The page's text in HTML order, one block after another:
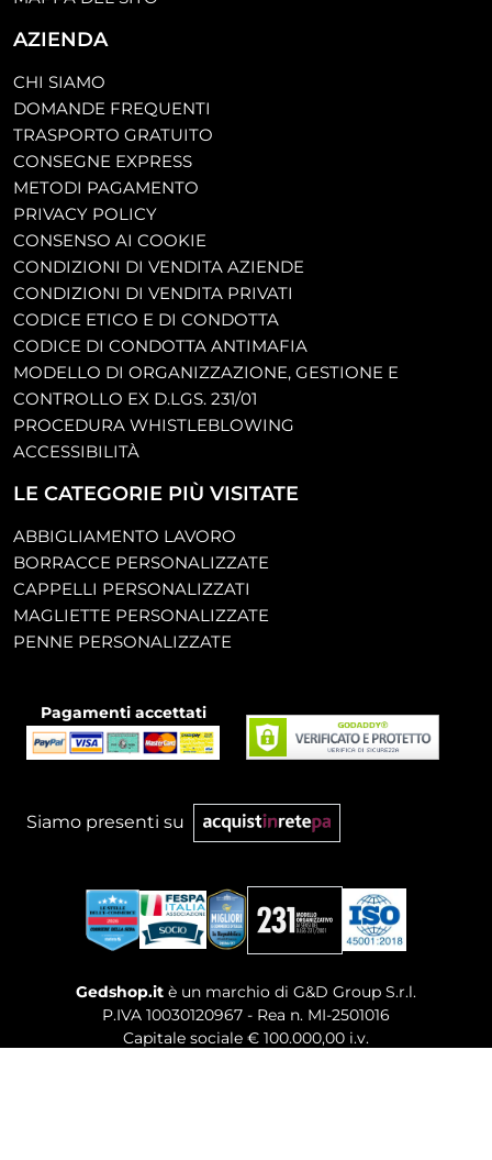
AZIENDA
CHI SIAMO
DOMANDE FREQUENTI
TRASPORTO GRATUITO
CONSEGNE EXPRESS
METODI PAGAMENTO
PRIVACY POLICY
CONSENSO AI COOKIE
CONDIZIONI DI VENDITA AZIENDE
CONDIZIONI DI VENDITA PRIVATI
CODICE ETICO E DI CONDOTTA
CODICE DI CONDOTTA ANTIMAFIA
MODELLO DI ORGANIZZAZIONE, GESTIONE E
CONTROLLO EX D.LGS. 231/01
PROCEDURA WHISTLEBLOWING
ACCESSIBILITÀ
LE CATEGORIE PIÙ VISITATE
ABBIGLIAMENTO LAVORO
BORRACCE PERSONALIZZATE
CAPPELLI PERSONALIZZATI
MAGLIETTE PERSONALIZZATE
PENNE PERSONALIZZATE
Pagamenti accettati
Siamo presenti su
Gedshop.it è un marchio di G&D Group S.r.l.
P.IVA 10030120967 - Rea n. MI-2501016
Capitale sociale € 100.000,00 i.v.